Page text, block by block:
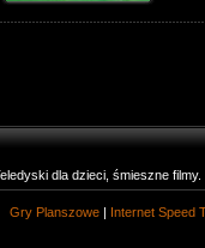
dla dzieci, śmieszne
Gry Planszowe | Internet Speed